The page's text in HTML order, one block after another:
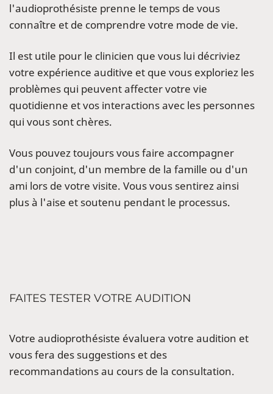
l'audioprothésiste prenne le temps de vous
connaître et de comprendre votre mode de vie.
Il est utile pour le clinicien que vous lui décriviez
votre expérience auditive et que vous exploriez les
problèmes qui peuvent affecter votre vie
quotidienne et vos interactions avec les personnes
qui vous sont chères.
Vous pouvez toujours vous faire accompagner
d'un conjoint, d'un membre de la famille ou d'un
ami lors de votre visite. Vous vous sentirez ainsi
plus à l'aise et soutenu pendant le processus.
FAITES TESTER VOTRE AUDITION
Votre audioprothésiste évaluera votre audition et
vous fera des suggestions et des
recommandations au cours de la consultation.